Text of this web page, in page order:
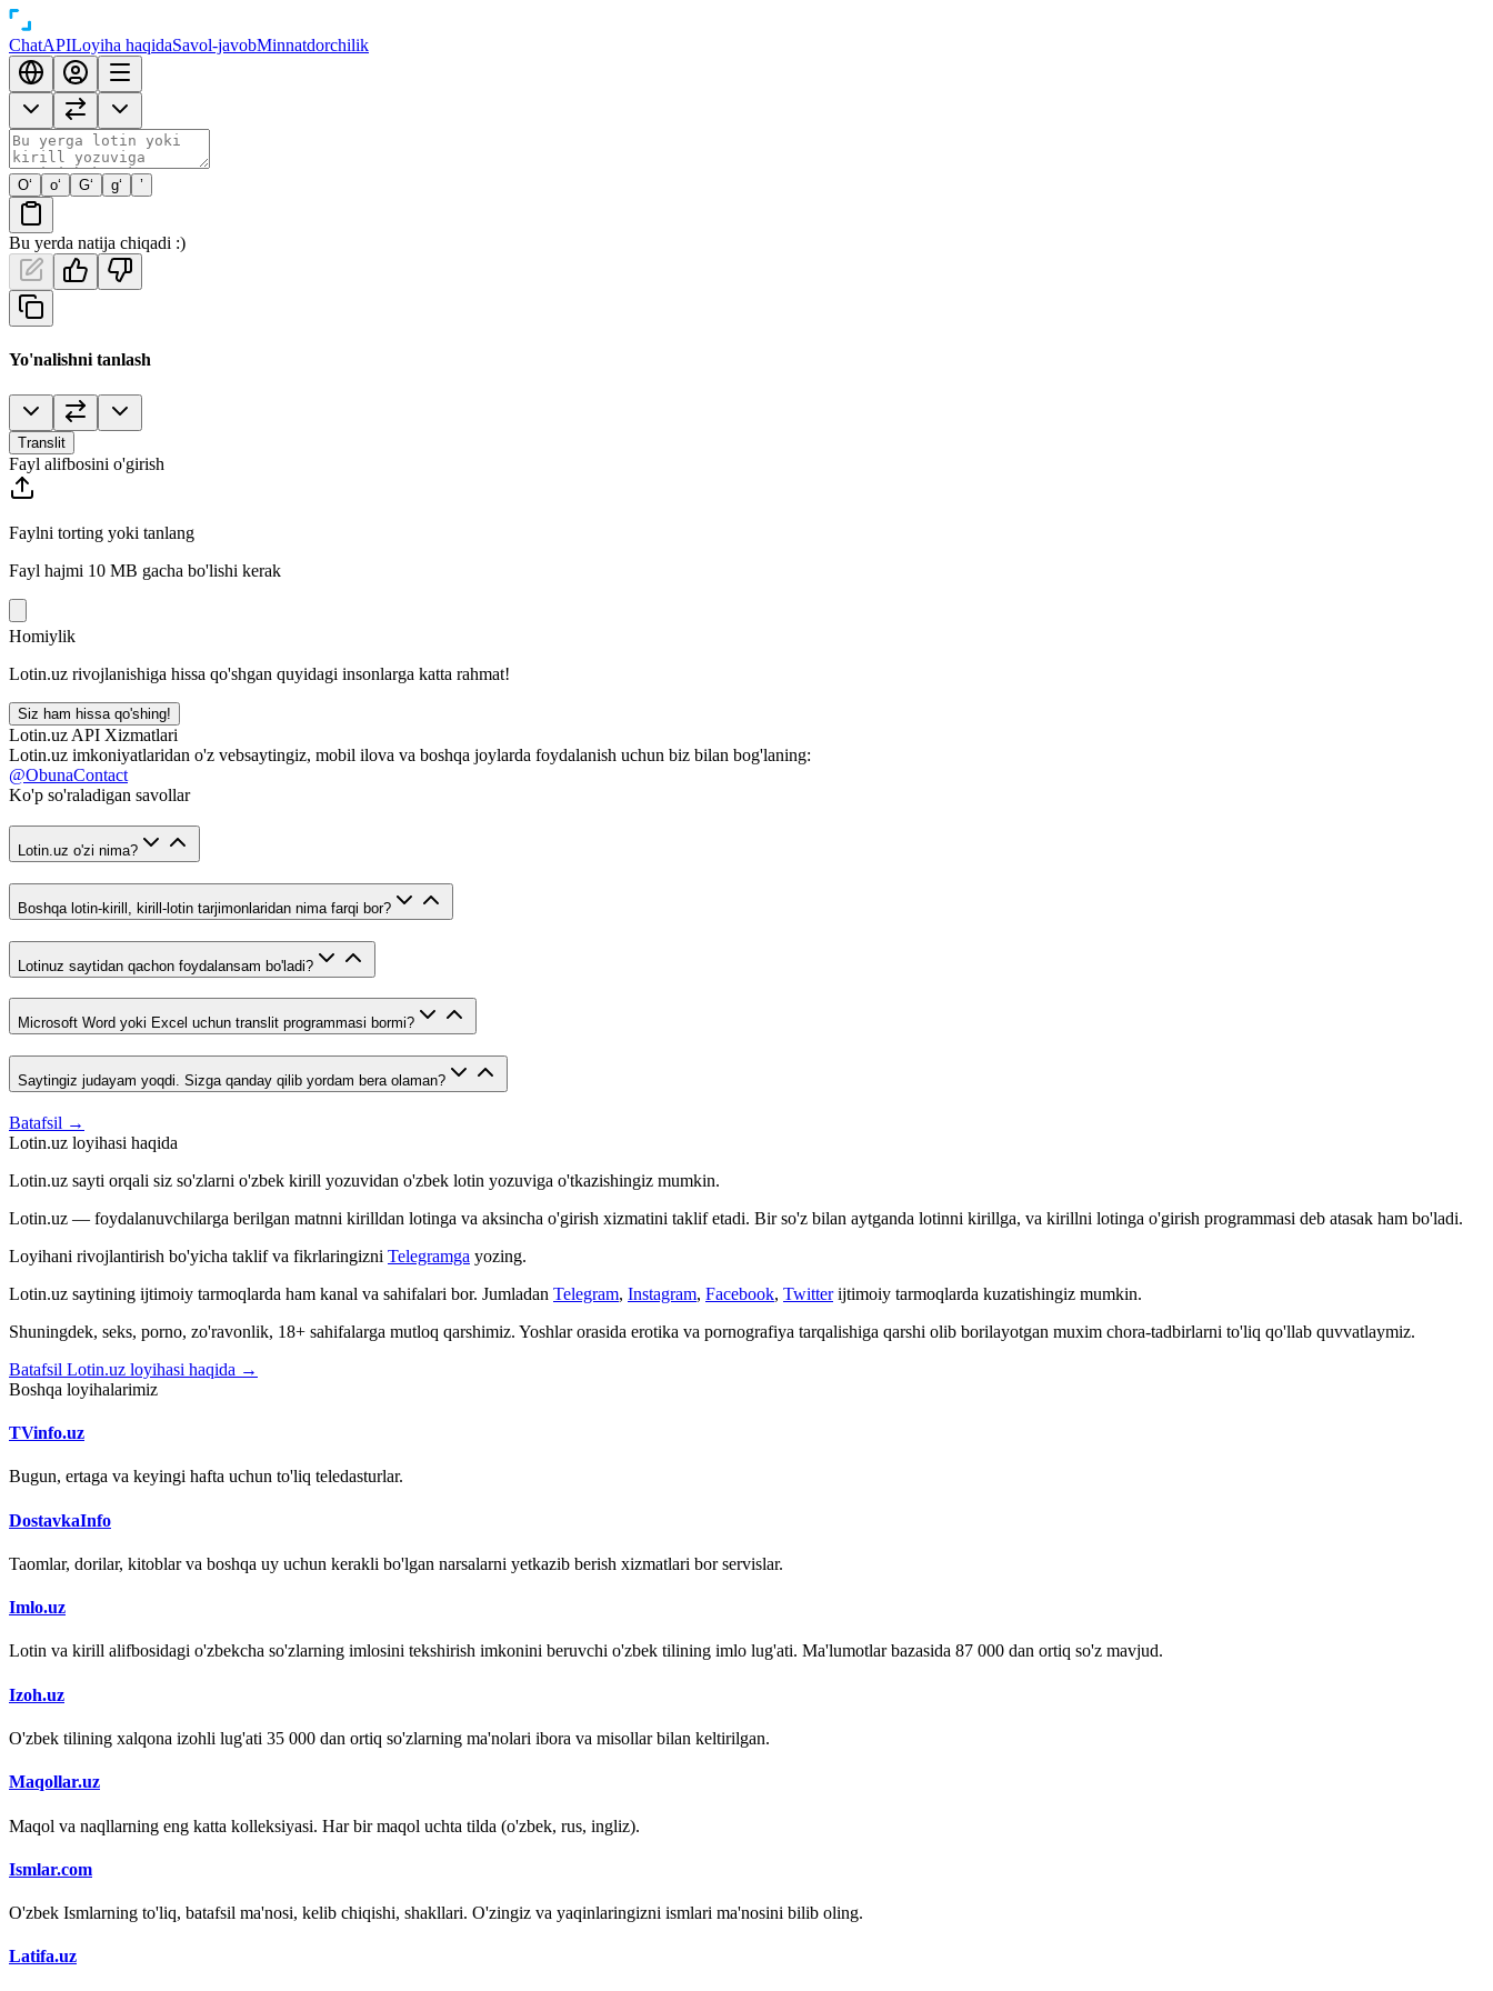
ChatAPILoyiha haqidaSavol-javobMinnatdorchilik
O‘ o‘ G‘ g‘ ’
Bu yerda natija chiqadi :)
Yo'nalishni tanlash
Translit
Fayl alifbosini o'girish
Faylni torting yoki tanlang
Fayl hajmi 10 MB gacha bo'lishi kerak
Homiylik
Lotin.uz rivojlanishiga hissa qo'shgan quyidagi insonlarga katta rahmat!
Siz ham hissa qo'shing!
Lotin.uz API Xizmatlari
Lotin.uz imkoniyatlaridan o'z vebsaytingiz, mobil ilova va boshqa joylarda foydalanish uchun biz bilan bog'laning:
@ObunaContact
Ko'p so'raladigan savollar
Lotin.uz o'zi nima?
Boshqa lotin-kirill, kirill-lotin tarjimonlaridan nima farqi bor?
Lotinuz saytidan qachon foydalansam bo'ladi?
Microsoft Word yoki Excel uchun translit programmasi bormi?
Saytingiz judayam yoqdi. Sizga qanday qilib yordam bera olaman?
Batafsil →
Lotin.uz loyihasi haqida
Lotin.uz sayti orqali siz so'zlarni o'zbek kirill yozuvidan o'zbek lotin yozuviga o'tkazishingiz mumkin.
Lotin.uz — foydalanuvchilarga berilgan matnni kirilldan lotinga va aksincha o'girish xizmatini taklif etadi. Bir so'z bilan aytganda lotinni kirillga, va kirillni lotinga o'girish programmasi deb atasak ham bo'ladi.
Loyihani rivojlantirish bo'yicha taklif va fikrlaringizni Telegramga yozing.
Lotin.uz saytining ijtimoiy tarmoqlarda ham kanal va sahifalari bor. Jumladan Telegram, Instagram, Facebook, Twitter ijtimoiy tarmoqlarda kuzatishingiz mumkin.
Shuningdek, seks, porno, zo'ravonlik, 18+ sahifalarga mutloq qarshimiz. Yoshlar orasida erotika va pornografiya tarqalishiga qarshi olib borilayotgan muxim chora-tadbirlarni to'liq qo'llab quvvatlaymiz.
Batafsil Lotin.uz loyihasi haqida →
Boshqa loyihalarimiz
TVinfo.uz
Bugun, ertaga va keyingi hafta uchun to'liq teledasturlar.
DostavkaInfo
Taomlar, dorilar, kitoblar va boshqa uy uchun kerakli bo'lgan narsalarni yetkazib berish xizmatlari bor servislar.
Imlo.uz
Lotin va kirill alifbosidagi o'zbekcha so'zlarning imlosini tekshirish imkonini beruvchi o'zbek tilining imlo lug'ati. Ma'lumotlar bazasida 87 000 dan ortiq so'z mavjud.
Izoh.uz
O'zbek tilining xalqona izohli lug'ati 35 000 dan ortiq so'zlarning ma'nolari ibora va misollar bilan keltirilgan.
Maqollar.uz
Maqol va naqllarning eng katta kolleksiyasi. Har bir maqol uchta tilda (o'zbek, rus, ingliz).
Ismlar.com
O'zbek Ismlarning to'liq, batafsil ma'nosi, kelib chiqishi, shakllari. O'zingiz va yaqinlaringizni ismlari ma'nosini bilib oling.
Latifa.uz